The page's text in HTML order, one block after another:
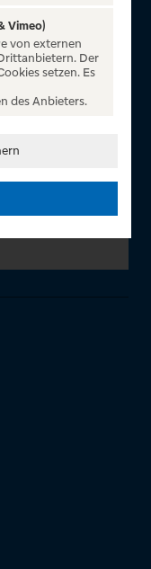
Auf
Tickets für
Shows, die
League und die
Vimeo)
von externen
Der
setzen. Es
des Anbieters.